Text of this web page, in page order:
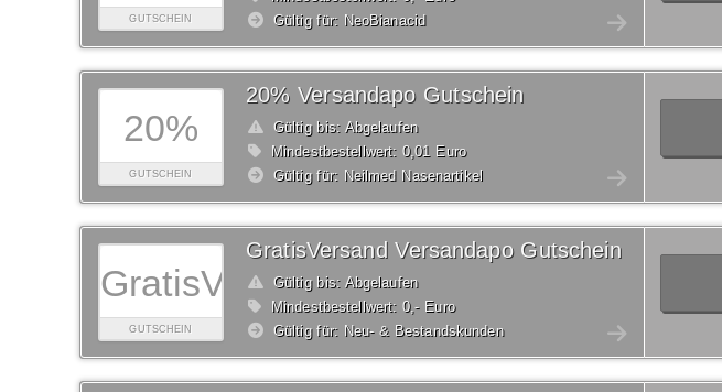
GUTSCHEIN
Gültig für: NeoBianacid
20%
GUTSCHEIN
20% Versandapo Gutschein
Gültig bis: Abgelaufen
Mindestbestellwert: 0,01 Euro
Gültig für: Neilmed Nasenartikel
GratisVersand
GUTSCHEIN
GratisVersand Versandapo Gutschein
Gültig bis: Abgelaufen
Mindestbestellwert: 0,- Euro
Gültig für: Neu- & Bestandskunden